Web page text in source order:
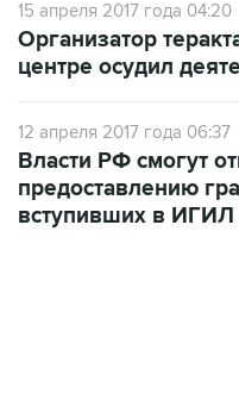
центре осудил
12 апреля 2017 года 06:37
предоставлению
вступивших в ИГИЛ